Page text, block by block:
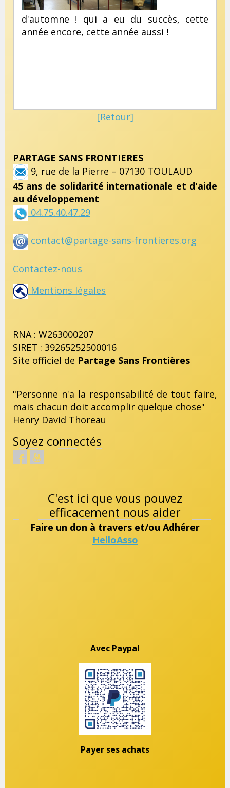
d'automne ! qui a eu du succès, cette
année encore, cette année aussi !
[Retour]
PARTAGE SANS FRONTIERES
9, rue de la Pierre – 07130 TOULAUD
45 ans de solidarité internationale et d'aide
au développement
04.75.40.47.29
contact@partage-sans-frontieres.org
Contactez-nous
Mentions légales
RNA : W263000207
SIRET : 39265252500016
Site officiel de Partage Sans Frontières
"Personne n'a la responsabilité de tout faire,
mais chacun doit accomplir quelque chose"
Henry David Thoreau
Soyez connectés
C'est ici que vous pouvez
efficacement nous aider
Faire un don à travers et/ou Adhérer
HelloAsso
Avec Paypal
Payer ses achats